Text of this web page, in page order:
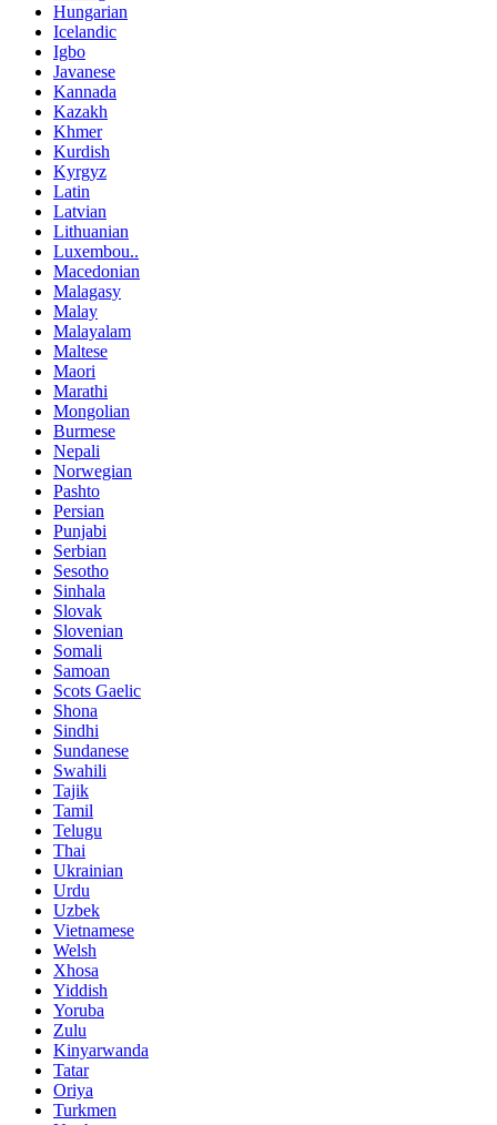
Hungarian
Icelandic
Igbo
Javanese
Kannada
Kazakh
Khmer
Kurdish
Kyrgyz
Latin
Latvian
Lithuanian
Luxembou..
Macedonian
Malagasy
Malay
Malayalam
Maltese
Maori
Marathi
Mongolian
Burmese
Nepali
Norwegian
Pashto
Persian
Punjabi
Serbian
Sesotho
Sinhala
Slovak
Slovenian
Somali
Samoan
Scots Gaelic
Shona
Sindhi
Sundanese
Swahili
Tajik
Tamil
Telugu
Thai
Ukrainian
Urdu
Uzbek
Vietnamese
Welsh
Xhosa
Yiddish
Yoruba
Zulu
Kinyarwanda
Tatar
Oriya
Turkmen